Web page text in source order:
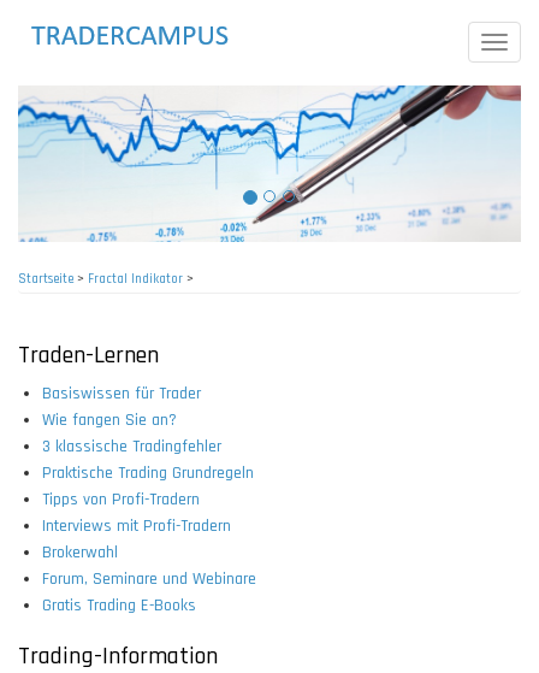
Toggle
Startseite> Fractal Indikator >
Traden-Lernen
Basiswissen für Trader
Wie fangen Sie an?
3 klassische Tradingfehler
Praktische Trading Grundregeln
Tipps von Profi-Tradern
Interviews mit Profi-Tradern
Brokerwahl
Forum, Seminare und Webinare
Gratis Trading E-Books
Trading-Information